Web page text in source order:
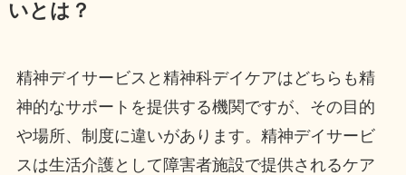
いとは？
精神デイサービスと精神科デイケアはどちらも精
神的なサポートを提供する機関ですが、その目的
や場所、制度に違いがあります。精神デイサービ
スは生活介護として障害者施設で提供されるケア